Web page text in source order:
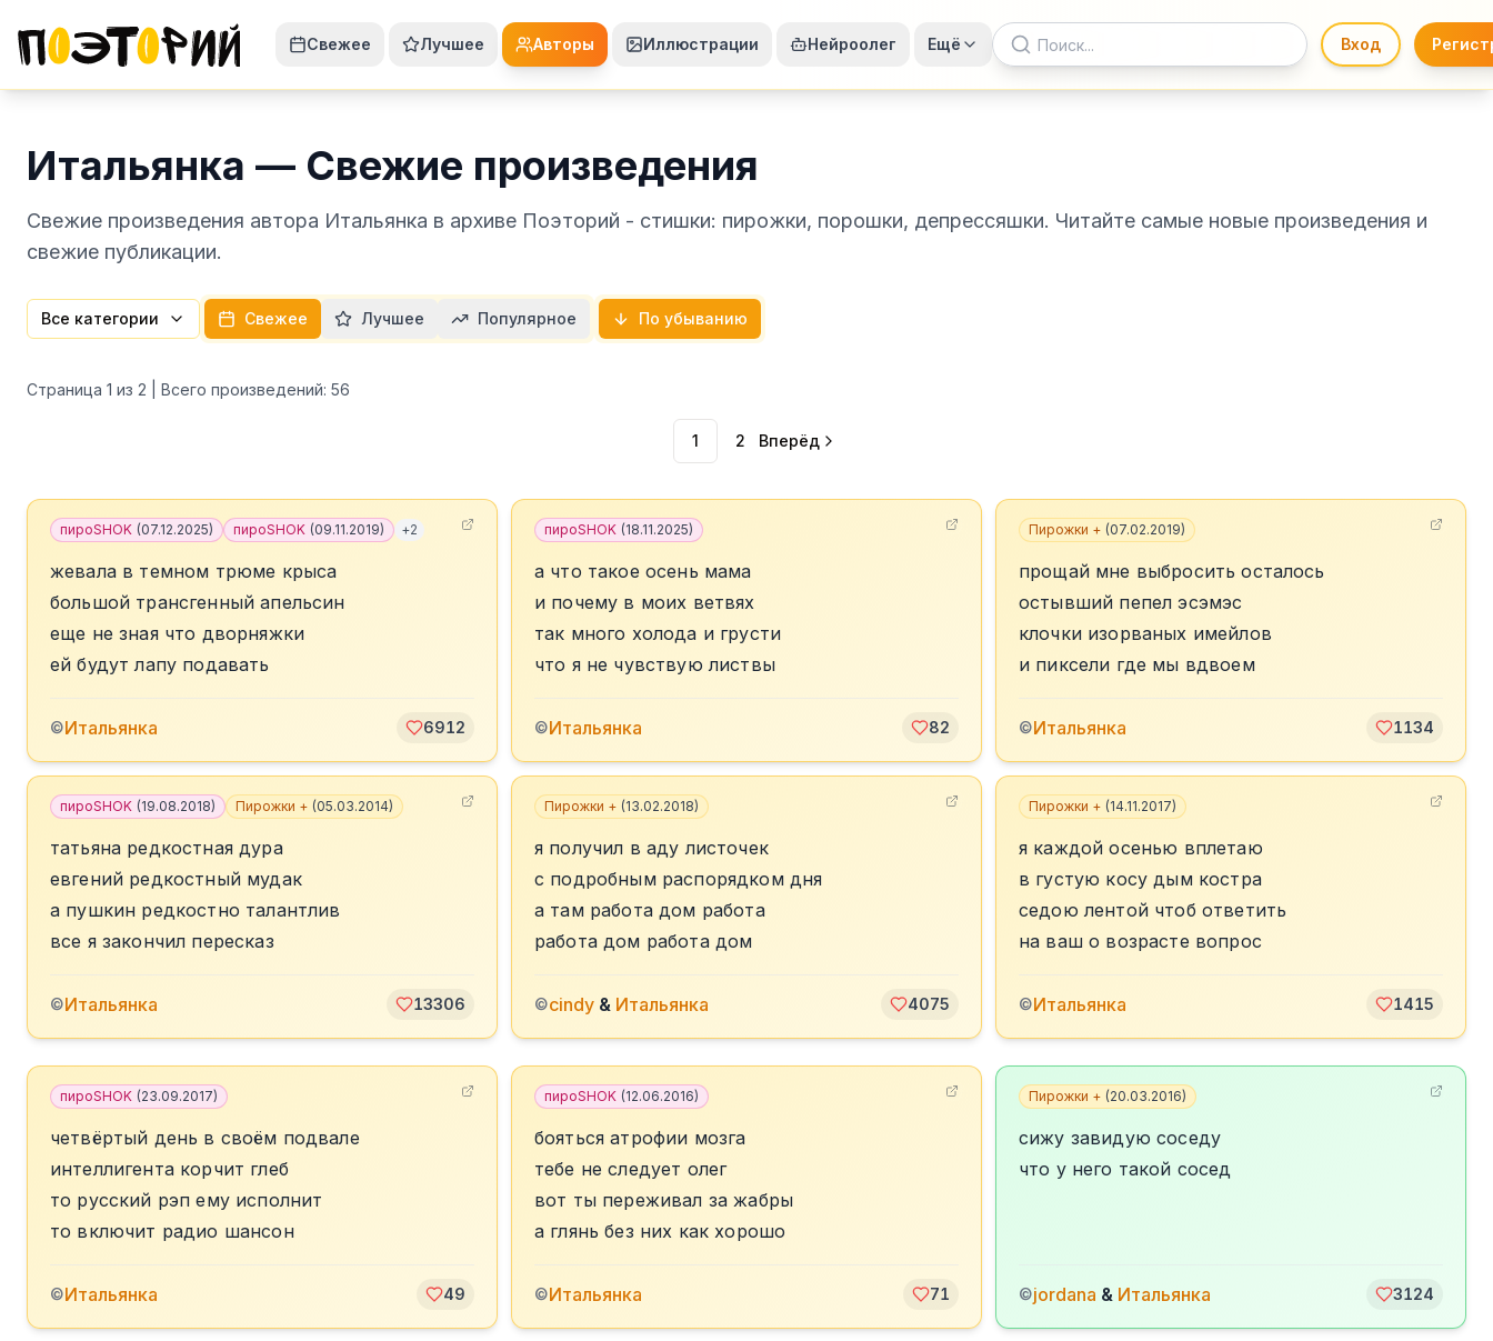
Свежее Лучшее Авторы Иллюстрации Нейроолег Ещё Вход
Итальянка — Свежие произведения
Свежие произведения автора Итальянка в архиве Поэторий - стишки: пирожки, порошки, депрессяшки. Читайте самые новые произведения и
свежие публикации.
Все категории Свежее Лучшее Популярное По убыванию
Страница 1 из 2 | Всего произведений: 56
1 2 Вперёд
пироSHOK (07.12.2025) пироSHOK (09.11.2019) +2
жевала в темном трюме крыса
большой трансгенный апельсин
еще не зная что дворняжки
ей будут лапу подавать
©Итальянка 6912
пироSHOK (18.11.2025)
а что такое осень мама
и почему в моих ветвях
так много холода и грусти
что я не чувствую листвы
©Итальянка 82
Пирожки + (07.02.2019)
прощай мне выбросить осталось
остывший пепел эсэмэс
клочки изорваных имейлов
и пиксели где мы вдвоем
©Итальянка 1134
пироSHOK (19.08.2018) Пирожки + (05.03.2014)
татьяна редкостная дура
евгений редкостный мудак
а пушкин редкостно талантлив
все я закончил пересказ
©Итальянка 13306
Пирожки + (13.02.2018)
я получил в аду листочек
с подробным распорядком дня
а там работа дом работа
работа дом работа дом
©cindy & Итальянка 4075
Пирожки + (14.11.2017)
я каждой осенью вплетаю
в густую косу дым костра
седою лентой чтоб ответить
на ваш о возрасте вопрос
©Итальянка 1415
пироSHOK (23.09.2017)
четвёртый день в своём подвале
интеллигента корчит глеб
то русский рэп ему исполнит
то включит радио шансон
©Итальянка 49
пироSHOK (12.06.2016)
бояться атрофии мозга
тебе не следует олег
вот ты переживал за жабры
а глянь без них как хорошо
©Итальянка 71
Пирожки + (20.03.2016)
сижу завидую соседу
что у него такой сосед
©jordana & Итальянка 3124